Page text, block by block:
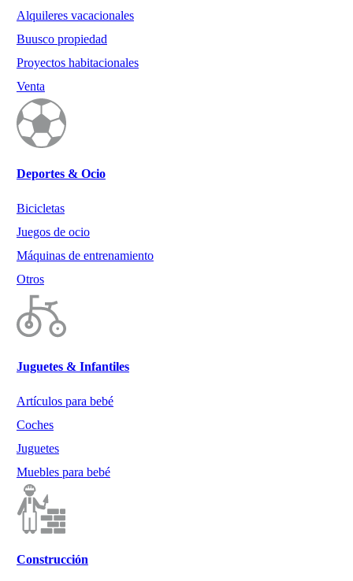
Alquileres vacacionales
Buusco propiedad
Proyectos habitacionales
Venta
Deportes & Ocio
Bicicletas
Juegos de ocio
Máquinas de entrenamiento
Otros
Juguetes & Infantiles
Artículos para bebé
Coches
Juguetes
Muebles para bebé
Construcción